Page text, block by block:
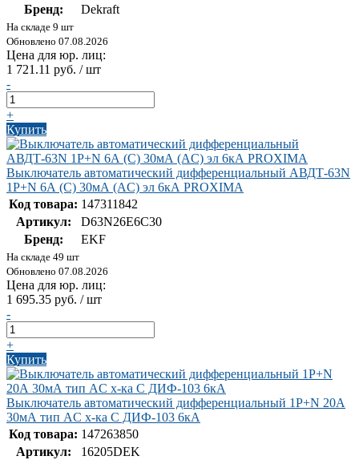
Бренд:
Dekraft
На складе 9 шт
Обновлено 07.08.2026
Цена для юр. лиц:
1 721.11 руб. / шт
-
+
Купить
Выключатель автоматический дифференциальный АВДТ-63N
1P+N 6А (C) 30мА (AC) эл 6кА PROXIMA
Код товара: 147311842
Артикул:
D63N26E6C30
Бренд:
EKF
На складе 49 шт
Обновлено 07.08.2026
Цена для юр. лиц:
1 695.35 руб. / шт
-
+
Купить
Выключатель автоматический дифференциальный 1Р+N 20А
30мА тип AC х-ка С ДИФ-103 6кА
Код товара: 147263850
Артикул:
16205DEK